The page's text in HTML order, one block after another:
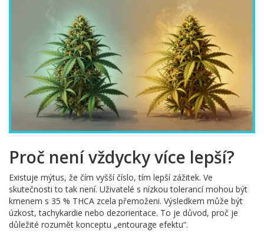
Proč není vždycky více lepší?
Existuje mýtus, že čím vyšší číslo, tím lepší zážitek. Ve
skutečnosti to tak není. Uživatelé s nízkou tolerancí mohou být
kmenem s 35 % THCA zcela přemoženi. Výsledkem může být
úzkost, tachykardie nebo dezorientace. To je důvod, proč je
důležité rozumět konceptu „entourage efektu“.